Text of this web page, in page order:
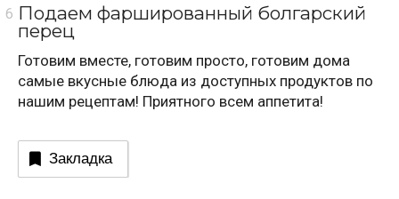
Подаем фаршированный болгарский
перец
Готовим вместе, готовим просто, готовим дома
самые вкусные блюда из доступных продуктов по
нашим рецептам! Приятного всем аппетита!
Закладка